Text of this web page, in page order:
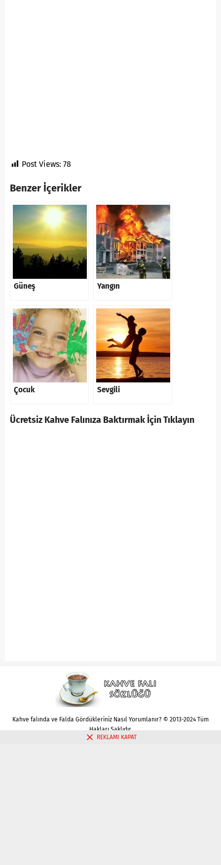
Post Views: 78
Benzer İçerikler
Güneş Yangın
Çocuk Sevgili
Ücretsiz Kahve Falınıza Baktırmak İçin Tıklayın
Kahve falında ve Falda Gördükleriniz Nasıl Yorumlanır? © 2013-2024 Tüm
Hakları Saklıdır.
REKLAMI KAPAT